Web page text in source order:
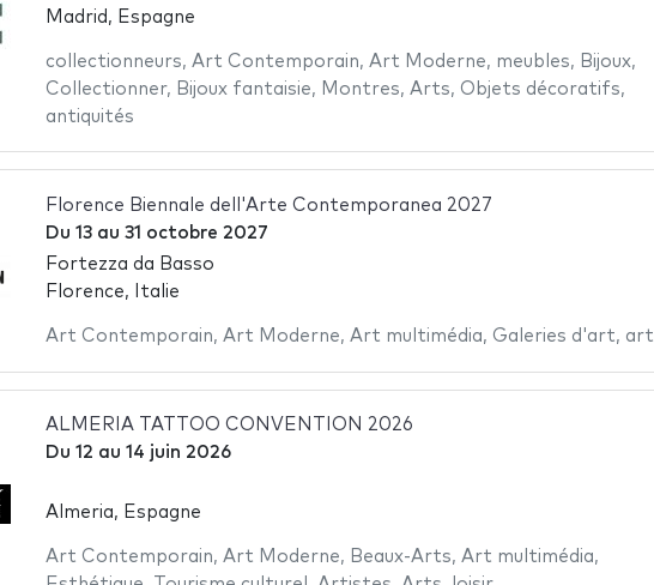
Madrid, Espagne
collectionneurs, Art Contemporain, Art Moderne, meubles, Bijoux,
Collectionner, Bijoux fantaisie, Montres, Arts, Objets décoratifs,
antiquités
Florence Biennale dell'Arte Contemporanea 2027
Du 13au 31 octobre 2027
Fortezza da Basso
Florence, Italie
Art Contemporain, Art Moderne, Art multimédia, Galeries d'art, art
ALMERIA TATTOO CONVENTION 2026
Du 12 au 14 juin 2026
Almeria, Espagne
Art Contemporain, Art Moderne, Beaux-Arts, Art multimédia,